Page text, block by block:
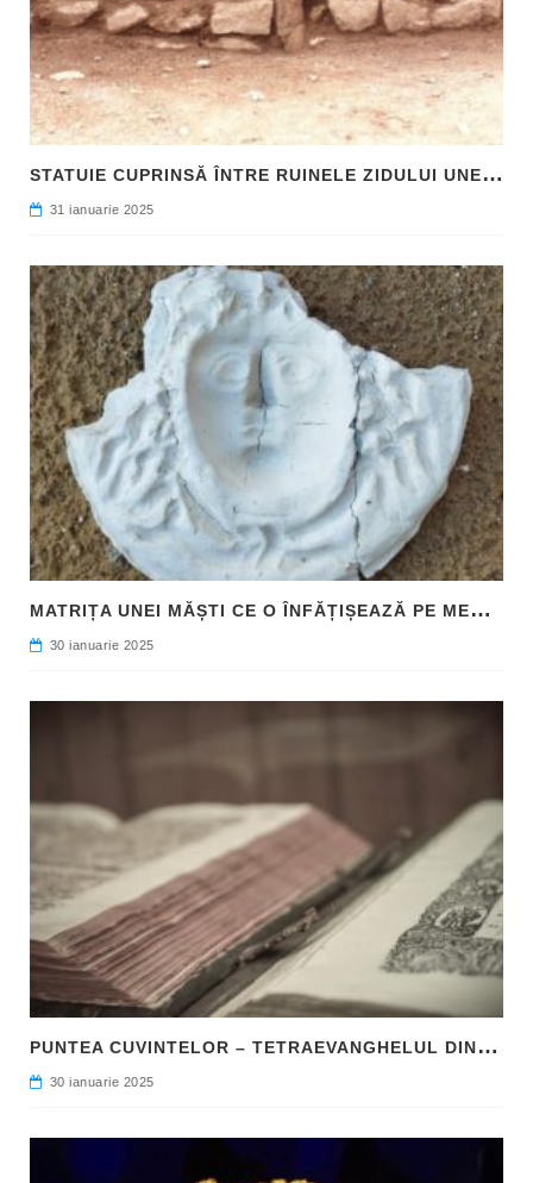
S
TATUIE CUPRINSĂ ÎNTRE RUINELE ZIDULUI UNEI CLĂDIRI, DESCOPERITĂ LA FILIPI
31 ianuarie 2025
M
ATRIȚA UNEI MĂȘTI CE O ÎNFĂȚIȘEAZĂ PE MEDUSA, DESCOPERITĂ ÎN SICILIA
30 ianuarie 2025
P
UNTEA CUVINTELOR – TETRAEVANGHELUL DIN 1561 ȘI NAȘTEREA LIMBII ROMÂNE LITERARE
30 ianuarie 2025